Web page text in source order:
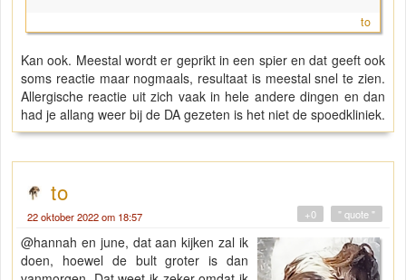
to
Kan ook. Meestal wordt er geprikt in een spier en dat geeft ook
soms reactie maar nogmaals, resultaat is meestal snel te zien.
Allergische reactie uit zich vaak in hele andere dingen en dan
had je allang weer bij de DA gezeten is het niet de spoedkliniek.
to
22 oktober 2022 om 18:57 " quote "
+0
@hannah en june, dat aan kijken zal ik
doen, hoewel de bult groter is dan